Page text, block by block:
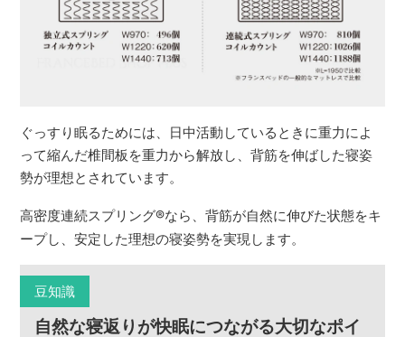
ぐっすり眠るためには、日中活動しているときに重力によ
って縮んだ椎間板を重力から解放し、背筋を伸ばした寝姿
勢が理想とされています。
高密度連続スプリング®なら、背筋が自然に伸びた状態をキ
ープし、安定した理想の寝姿勢を実現します。
豆知識
自然な寝返りが快眠につながる大切なポイ